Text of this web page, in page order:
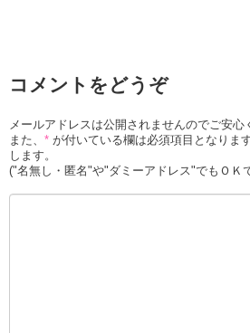
コメントをどうぞ
メールアドレスは公開されませんのでご安心
また、 * が付いている欄は必須項目となりま
します。
("名無し・匿名"や"ダミーアドレス"でもＯＫ